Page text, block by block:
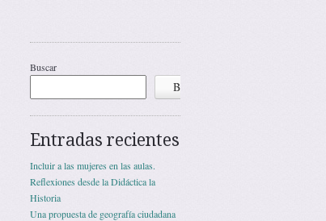
Buscar
Buscar
Entradas recientes
Incluir a las mujeres en las aulas.
Reflexiones desde la Didáctica la
Historia
Una propuesta de geografía ciudadana